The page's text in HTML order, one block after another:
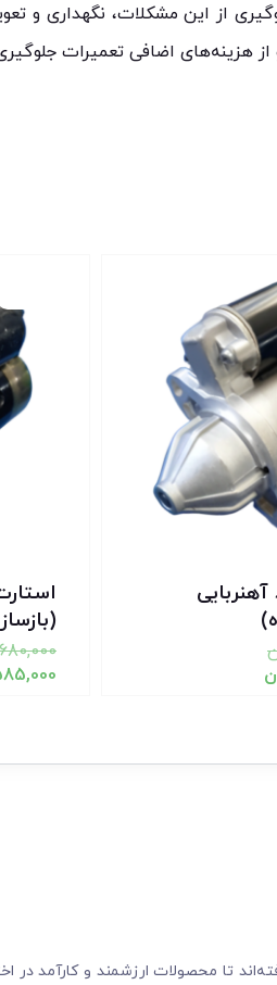
از این مشکلات، نگهداری و
هزینه‌های اضافی تعمیرات
تا محصولات ارزشمند و کارآمد در